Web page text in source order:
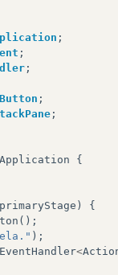
;
;
;
;
;
Application {
primaryStage )
{
();
);
EventHandler<